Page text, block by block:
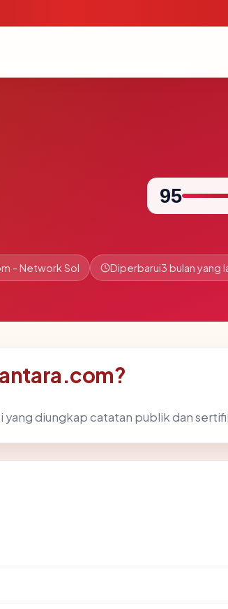
95
- Network Sol Diperbarui3 bulan yang
yang diungkap catatan publik dan